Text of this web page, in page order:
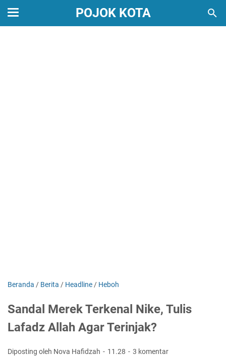
POJOK KOTA
Beranda / Berita / Headline / Heboh
Sandal Merek Terkenal Nike, Tulis
Lafadz Allah Agar Terinjak?
Diposting oleh Nova Hafidzah 11.28 3 komentar